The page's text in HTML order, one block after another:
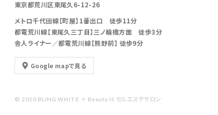
東京都荒川区東尾久6-12-26
メトロ千代田線【町屋】1番出口 徒歩11分
都電荒川線【東尾久三丁目】三ノ輪橋方面 徒歩3分
舎人ライナー／都電荒川線【熊野前】 徒歩9分
Google mapで見る
© 2020 BLING WHITE ＋ Beauty iS セルエステサロン